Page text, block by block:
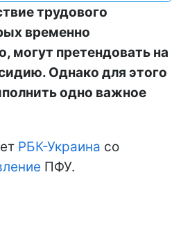
трудового
временно
могут претендовать на
Однако для этого
одно важное
РБК-Украина со
ПФУ.